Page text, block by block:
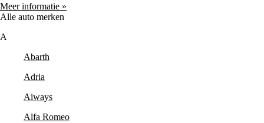
Meer informatie »
Alle auto merken
A
Abarth
Adria
Aiways
Alfa Romeo